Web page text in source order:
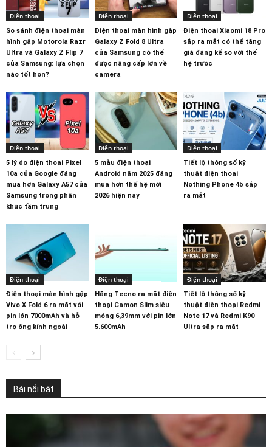
Điện thoại
So sánh điện thoại màn
hình gập Motorola Razr
Ultra và Galaxy Z Flip 7
của Samsung: lựa chọn
nào tốt hơn?
Điện thoại
Điện thoại màn hình gập
Galaxy Z Fold 8 Ultra
của Samsung có thể
được nâng cấp lớn về
camera
Điện thoại
Điện thoại Xiaomi 18 Pro
sắp ra mắt có thể tăng
giá đáng kể so với thế
hệ trước
Điện thoại
5 lý do điện thoại Pixel
10a của Google đáng
mua hơn Galaxy A57 của
Samsung trong phân
khúc tầm trung
Điện thoại
5 mẫu điện thoại
Android năm 2025 đáng
mua hơn thế hệ mới
2026 hiện nay
Điện thoại
Tiết lộ thông số kỹ
thuật điện thoại
Nothing Phone 4b sắp
ra mắt
Điện thoại
Điện thoại màn hình gập
Vivo X Fold 6 ra mắt với
pin lớn 7000mAh và hỗ
trợ ống kính ngoài
Điện thoại
Hãng Tecno ra mắt điện
thoại Camon Slim siêu
mỏng 6,39mm với pin lớn
5.600mAh
Điện thoại
Tiết lộ thông số kỹ
thuật điện thoại Redmi
Note 17 và Redmi K90
Ultra sắp ra mắt
Bài nổi bật